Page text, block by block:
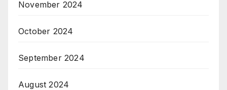
November 2024
October 2024
September 2024
August 2024